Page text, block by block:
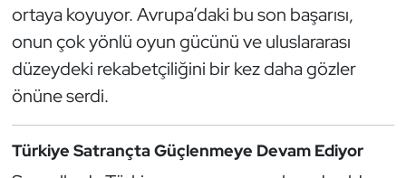
ortaya koyuyor. Avrupa’daki bu son başarısı,
onun çok yönlü oyun gücünü ve uluslararası
düzeydeki rekabetçiliğini bir kez daha gözler
önüne serdi.
Türkiye Satrançta Güçlenmeye Devam Ediyor
Su Topu
Sualtı Sporları
Tekvando